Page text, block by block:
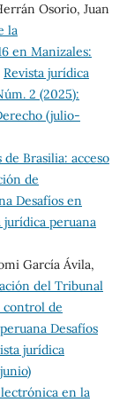
Osorio, Juan
la
en Manizales:
Revista jurídica
2 (2025):
(julio-
de Brasilia: acceso
de
Desafíos en
jurídica peruana
García Ávila,
del Tribunal
control de
Desafíos
jurídica
en la